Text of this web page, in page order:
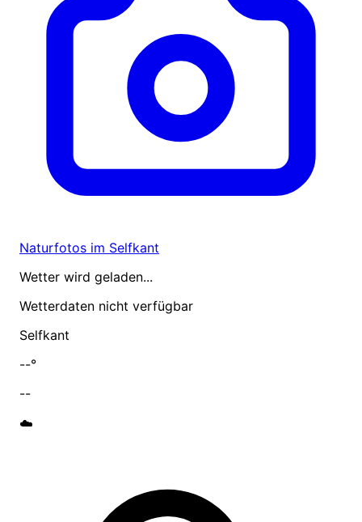
Naturfotos im Selfkant
Wetter wird geladen...
Wetterdaten nicht verfügbar
Selfkant
--°
--
☁️